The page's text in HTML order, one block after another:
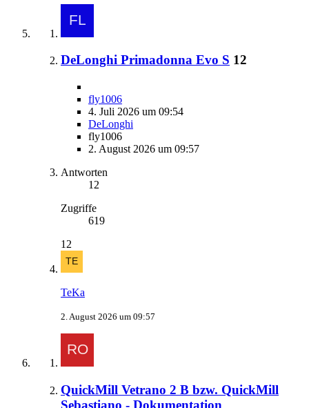
DeLonghi Primadonna Evo S 12
fly1006
4. Juli 2026 um 09:54
DeLonghi
fly1006
2. August 2026 um 09:57
Antworten
12
Zugriffe
619
12
TeKa
2. August 2026 um 09:57
QuickMill Vetrano 2 B bzw. QuickMill
Sebastiano - Dokumentation